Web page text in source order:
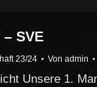
SVE
23/24 Von admin
Unsere 1.